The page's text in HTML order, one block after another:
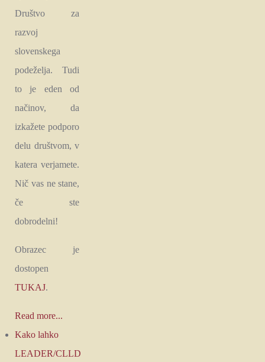
Društvo za
razvoj
slovenskega
podeželja. Tudi
to je eden od
načinov, da
izkažete podporo
delu društvom, v
katera verjamete.
Nič vas ne stane,
če ste
dobrodelni!
Obrazec je
dostopen
TUKAJ.
Read more...
Kako lahko
LEADER/CLLD